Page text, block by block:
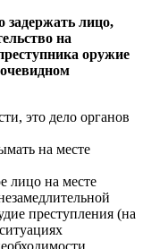
задержать лицо,
на
оружие
это дело органов
на месте
лицо на месте
преступления (на